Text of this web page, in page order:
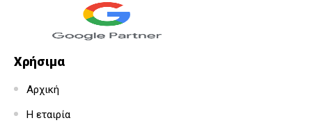
Χρήσιμα
Αρχική
Η εταιρία